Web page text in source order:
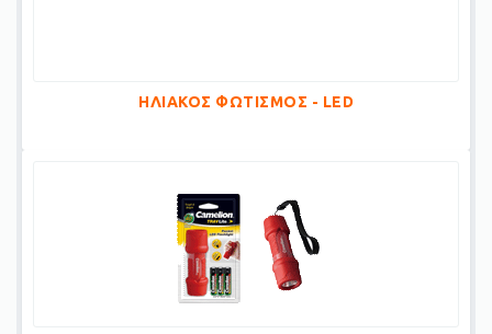
ΗΛΙΑΚΟΣ ΦΩΤΙΣΜΟΣ - LED